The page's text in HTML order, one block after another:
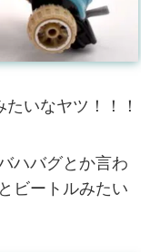
いなヤツ！！！
ハバグとか言わ
ビートルみたい